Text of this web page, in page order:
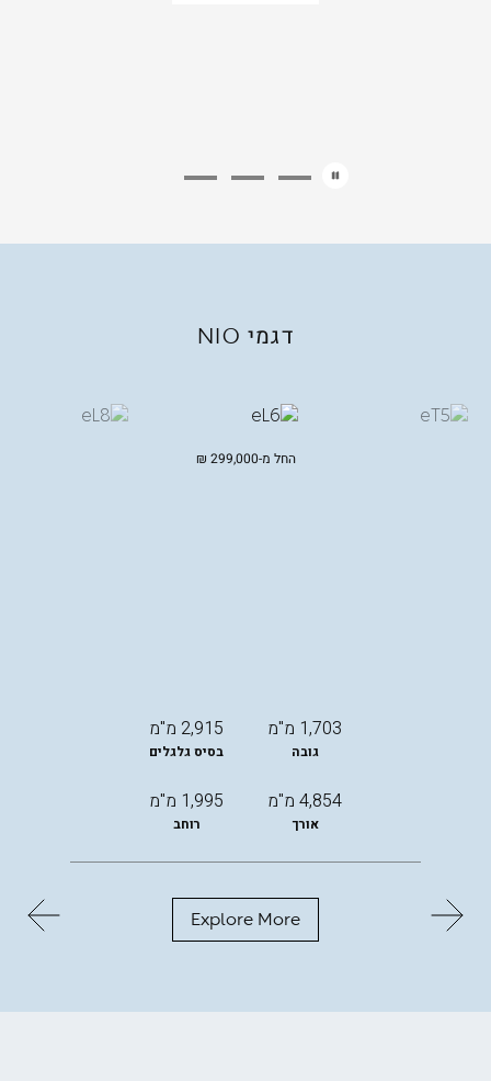
דגמי
החל מ-299,000
₪
1,703 מ"מ
גובה
2,915 מ"מ
בסיס גלגלים
4,854 מ"מ
אורך
1,995 מ"מ
רוחב
Explore More
החל